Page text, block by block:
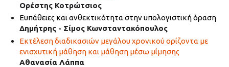
Ορέστης Κοτρώτσιος
Ευπάθειες και ανθεκτικότητα στην υπολογιστική όραση
Δημήτρης - Σίμος Κωνσταντακόπουλος
Εκτέλεση διαδικασιών μεγάλου χρονικού ορίζοντα με
ενισχυτική μάθηση και μάθηση μέσω μίμησης
Αθανασία Λάππα